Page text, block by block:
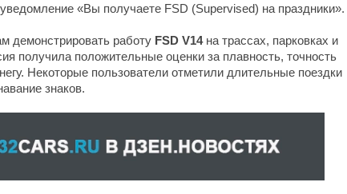
«Вы получаете FSD (Supervised) на праздники».
демонстрировать работу FSD V14на трассах, парковках и
получила положительные оценки за плавность, точность
Некоторые пользователи отметили длительные поездки
знаков.